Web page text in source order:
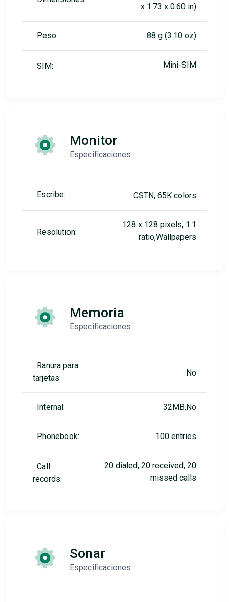
x 1.73 x 0.60 in)
Peso: 88 g (3.10 oz)
SIM: Mini-SIM
Monitor
Especificaciones
Escribe: CSTN, 65K colors
Resolution:
128 x 128 pixels, 1:1
ratio,Wallpapers
Memoria
Especificaciones
Ranura para
tarjetas:
No
Internal: 32MB,No
Phonebook: 100 entries
Call
records:
20 dialed, 20 received, 20
missed calls
Sonar
Especificaciones